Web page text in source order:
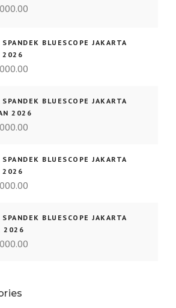
SPANDEK BLUESCOPE JAKARTA
2026
SPANDEK BLUESCOPE JAKARTA
2026
SPANDEK BLUESCOPE JAKARTA
2026
SPANDEK BLUESCOPE JAKARTA
2026